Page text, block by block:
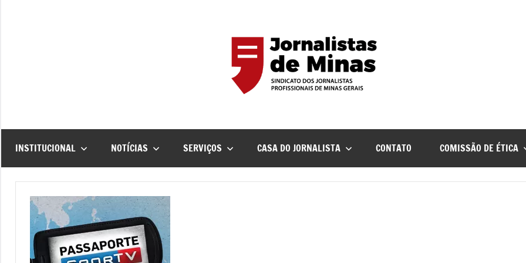
INSTITUCIONAL NOTÍCIAS SERVIÇOS CASA DO JORNALISTA CONTATO COMISSÃO DE ÉTICA